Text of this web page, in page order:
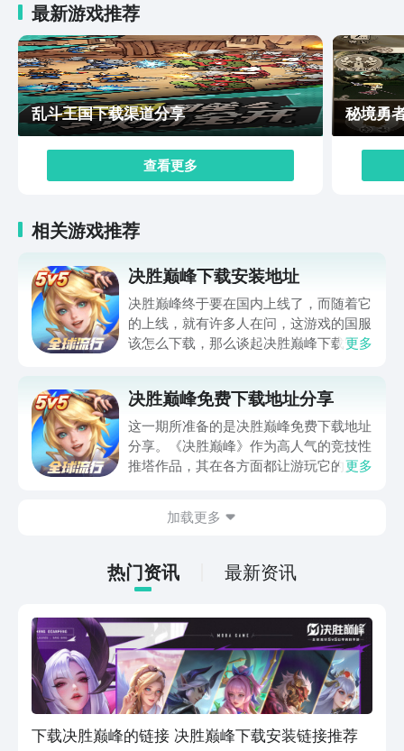
最新游戏推荐
乱斗王国下载渠道分享
查看更多
秘境勇
相关游戏推荐
决胜巅峰下载安装地址
决胜巅峰终于要在国内上线了，而随着它
的上线，就有许多人在问，这游戏的国服
该怎么下载，那么谈起决胜巅峰下载安装
的去做，那大家就可以下载玩上这游戏
了。
更多
决胜巅峰免费下载地址分享
这一期所准备的是决胜巅峰免费下载地址
分享。《决胜巅峰》作为高人气的竞技性
推塔作品，其在各方面都让游玩它的人得
过游戏释放出来。相关的下载地址入口已
更多
加载更多
热门资讯 最新资讯
下载决胜巅峰的链接 决胜巅峰下载安装链接推荐